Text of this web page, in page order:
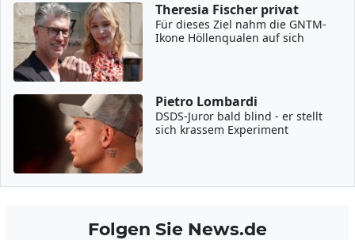
Theresia Fischer privat
Für dieses Ziel nahm die GNTM-
Ikone Höllenqualen auf sich
Pietro Lombardi
DSDS-Juror bald blind - er stellt
sich krassem Experiment
Folgen Sie News.de